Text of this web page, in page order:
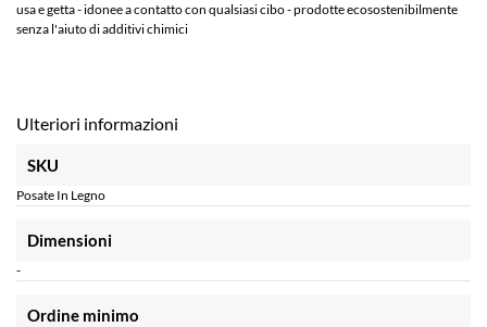
usa e getta - idonee a contatto con qualsiasi cibo - prodotte ecosostenibilmente
senza l'aiuto di additivi chimici
Ulteriori informazioni
SKU
Posate In Legno
Dimensioni
-
Ordine minimo